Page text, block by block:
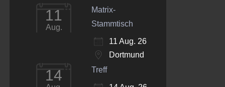
11
Aug.
Matrix-
Stammtisch
11 Aug. 26
Dortmund
14 Treff